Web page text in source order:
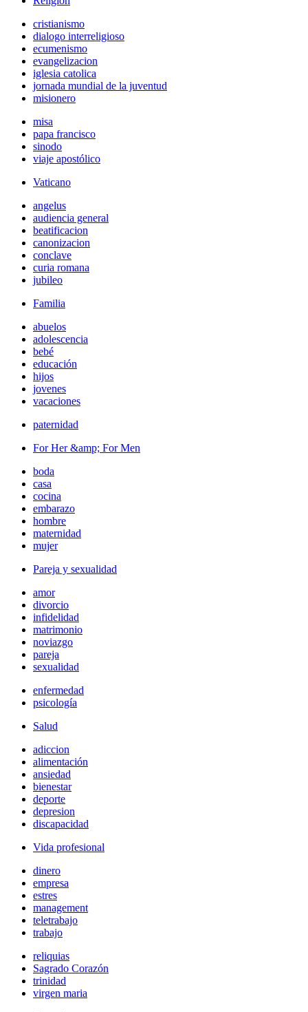
cristianismo
dialogo interreligioso
ecumenismo
evangelizacion
iglesia catolica
jornada mundial de la juventud
misionero
misa
papa francisco
sinodo
viaje apostólico
Vaticano
angelus
audiencia general
beatificacion
canonizacion
conclave
curia romana
jubileo
Familia
abuelos
adolescencia
bebé
educación
hijos
jovenes
vacaciones
paternidad
For Her &amp; For Men
boda
casa
cocina
embarazo
hombre
maternidad
mujer
Pareja y sexualidad
amor
divorcio
infidelidad
matrimonio
noviazgo
pareja
sexualidad
enfermedad
psicología
Salud
adiccion
alimentación
ansiedad
bienestar
deporte
depresion
discapacidad
Vida profesional
dinero
empresa
estres
management
teletrabajo
trabajo
reliquias
Sagrado Corazón
trinidad
virgen maria